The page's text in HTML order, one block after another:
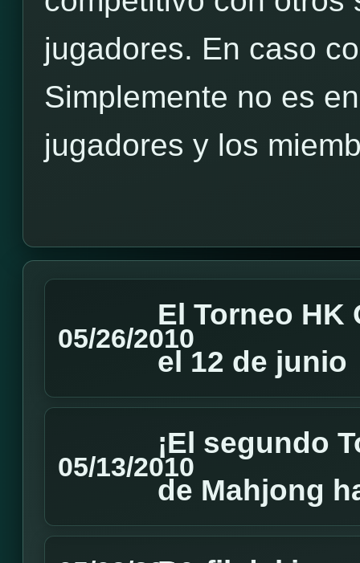
jugadores. En caso
Simplemente no es
jugadores y los
05/26/2010
El Torneo HK
el 12 de junio
05/13/2010
¡El segundo
de Mahjong